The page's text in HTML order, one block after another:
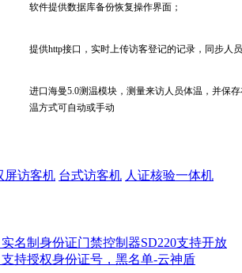
软件提供数据库备份恢复操作界面；
提供http接口，实时上传访客登记的记录，同步人
进口海曼5.0测温模块，测量来访人员体温 ， 并保
温方式可自动或手动
屏访客机 台式访客机 人证核验一体机